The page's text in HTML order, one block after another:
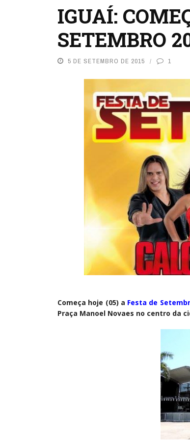
IGUAÍ:
SETEMBRO
5 DE SETEMBRO DE 2015 1
Começa hoje (05) a Festa de
Praça Manoel Novaes no centro da